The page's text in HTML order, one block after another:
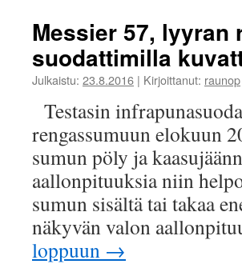
Messier 57, lyyran
suodattimilla
Julkaistu: 23.8.2016 | Kirjoittanut: raunop
Testasin
rengassumuun elokuun
sumun pöly ja
aallonpituuksia niin
sumun sisältä tai takaa
näkyvän valon
loppuun →